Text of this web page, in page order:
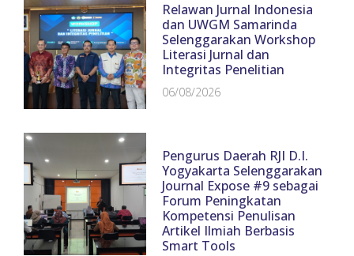
Relawan Jurnal Indonesia
dan UWGM Samarinda
Selenggarakan Workshop
Literasi Jurnal dan
Integritas Penelitian
06/08/2026
Pengurus Daerah RJI D.I.
Yogyakarta Selenggarakan
Journal Expose #9 sebagai
Forum Peningkatan
Kompetensi Penulisan
Artikel Ilmiah Berbasis
Smart Tools